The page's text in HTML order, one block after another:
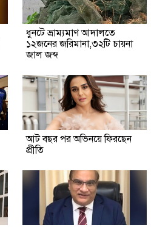
ধুনটে ভ্রাম্যমাণ আদালতে
১২জনের জরিমানা,৩২টি চায়না
জাল জব্দ
আট বছর পর অভিনয়ে ফিরছেন
প্রীতি